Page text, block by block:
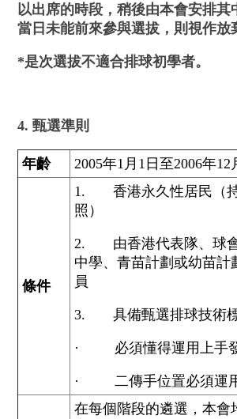
以出席的時段，稍後由本會安排其
當日未能前來參與選拔，則視作放
*是次選拔不適合排球初學者。
4. 甄選準則
年齡 2005年1月1日至2006年12
條件
1. 香港永久性居民（持
照）
2. 由香港代表隊、球會
中學、青苗計劃或幼苗計
員
3. 具備甄選排球技術
· 必須懂得運用上手
· 二傳手位置必須運
在每個階段的遴選，本會